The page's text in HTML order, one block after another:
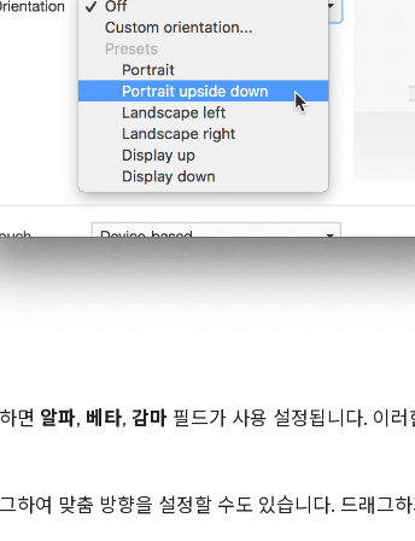
면 알파, 베타, 감마 필드가 사용 설정됩니다. 이
하여 맞춤 방향을 설정할 수도 있습니다. 드래그하